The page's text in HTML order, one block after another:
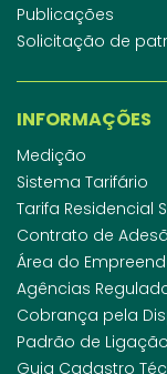
Publicações
Solicitação de
INFORMAÇÕES
Medição
Sistema Tarifário
Tarifa Residencial
Contrato de
Área do
Agências
Cobrança pela
Padrão de
Guia Cadastro